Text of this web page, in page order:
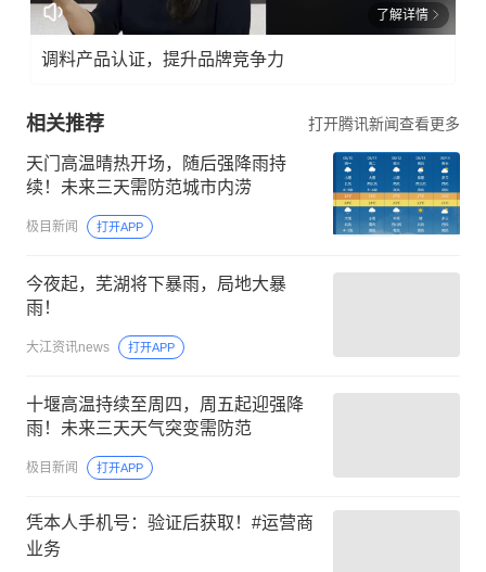
了解详情
调料产品认证，提升品牌竞争力
相关推荐 打开腾讯新闻查看更多
天门高温晴热开场，随后强降雨持
续！未来三天需防范城市内涝
极目新闻 打开APP
今夜起，芜湖将下暴雨，局地大暴
雨！
大江资讯news 打开APP
十堰高温持续至周四，周五起迎强降
雨！未来三天天气突变需防范
极目新闻 打开APP
凭本人手机号：验证后获取！#运营商
业务